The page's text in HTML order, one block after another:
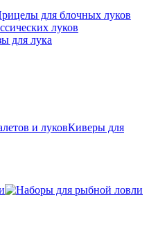
луков
для лука
Киверы для